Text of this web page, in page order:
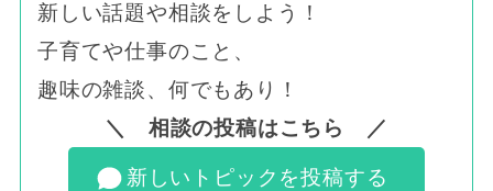
新しい話題や相談をしよう！
子育てや仕事のこと、
趣味の雑談、何でもあり！
＼ 相談の投稿はこちら ／
新しいトピックを投稿する